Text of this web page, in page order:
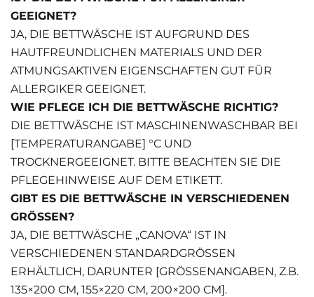
GEEIGNET?
JA, DIE BETTWÄSCHE IST AUFGRUND DES
HAUTFREUNDLICHEN MATERIALS UND DER
ATMUNGSAKTIVEN EIGENSCHAFTEN GUT FÜR
ALLERGIKER GEEIGNET.
WIE PFLEGE ICH DIE BETTWÄSCHE RICHTIG?
DIE BETTWÄSCHE IST MASCHINENWASCHBAR BEI
[TEMPERATURANGABE] °C UND
TROCKNERGEEIGNET. BITTE BEACHTEN SIE DIE
PFLEGEHINWEISE AUF DEM ETIKETT.
GIBT ES DIE BETTWÄSCHE IN VERSCHIEDENEN
GRÖSSEN?
JA, DIE BETTWÄSCHE „CANOVA“ IST IN
VERSCHIEDENEN STANDARDGRÖSSEN E
RHÄLTLICH, DARUNTER [GRÖSSENANGABEN, Z.B. 13
5×200 CM, 155×220 CM, 200×200 CM].